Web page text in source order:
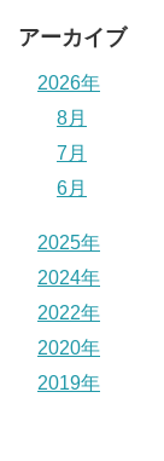
アーカイブ
2026年
8月
7月
6月
2025年
2024年
2022年
2020年
2019年